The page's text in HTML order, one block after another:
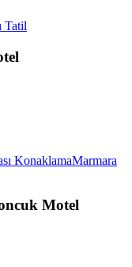
Tatil
KonaklamaMarmara
Motel